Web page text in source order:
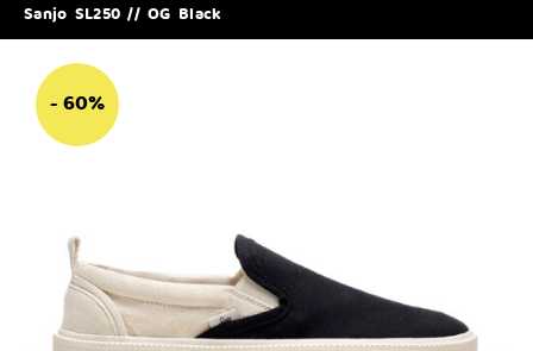
Sanjo SL250 // OG Black
- 60%